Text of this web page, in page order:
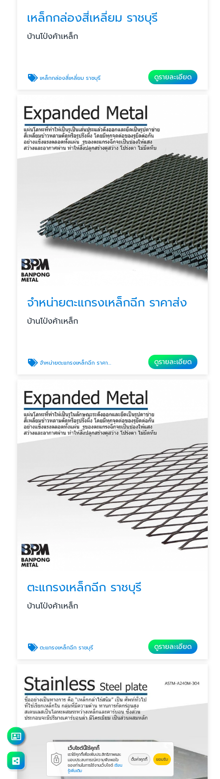
เหล็กกล่องสี่เหลี่ยม ราชบุรี
บ้านโป่งค้าเหล็ก
เหล็กกล่องสี่เหลี่ยม ราชบุรี ดูรายละเอียด
จำหน่ายตะแกรงเหล็กฉีก ราคาส่ง
บ้านโป่งค้าเหล็ก
จำหน่ายตะแกรงเหล็กฉีก ราคาส่ง ดูรายละเอียด
ตะแกรงเหล็กฉีก ราชบุรี
บ้านโป่งค้าเหล็ก
ตะแกรงเหล็กฉีก ราชบุรี ดูรายละเอียด
เว็บไซต์นี้ใช้คุกกี้
เราใช้คุกกี้เพื่อเพิ่มประสิทธิภาพและ
มอบประสบการณ์ความพึงพอใจ
ของท่านในการใช้งานเว็บไซต์ เรียน
รู้เพิ่มเติม
ตั้งค่าคุกกี้ ยอมรับ